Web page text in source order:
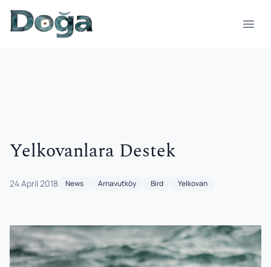
Skip to content
Yelkovanlara Destek
24 April 2018 News Arnavutköy Bird Yelkovan